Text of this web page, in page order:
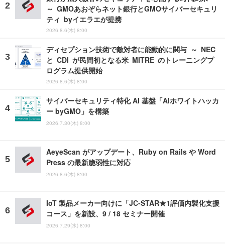
～ GMOあおぞらネット銀行とGMOサイバーセキュリ
ティ byイエラエが提携
2026.8.6(木) 8:00
ディセプション技術で敵対者に能動的に関与 ～ NEC
と CDI が民間初となる米 MITRE のトレーニングプ
ログラム提供開始
2026.8.6(木) 8:00
サイバーセキュリティ特化 AI 基盤「AIホワイトハッカ
ー byGMO」を構築
2026.7.30(木) 8:00
AeyeScan がアップデート、Ruby on Rails や Word
Press の最新脆弱性に対応
2026.8.6(木) 8:00
IoT 製品メーカー向けに「JC-STAR★1評価内製化支援
コース」を新設、9 / 18 セミナー開催
2026.7.29(水) 8:00